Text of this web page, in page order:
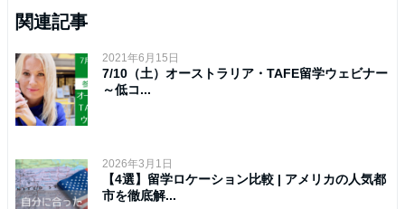
関連記事
2021年6月15日
7/10（土）オーストラリア・TAFE留学ウェビナー
～低コ...
2026年3月1日
【4選】留学ロケーション比較 | アメリカの人気都
市を徹底解...